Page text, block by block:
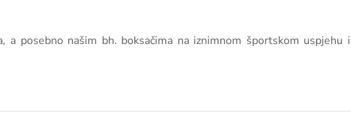
posebno našim bh. boksačima na iznimnom športskom uspjehu i